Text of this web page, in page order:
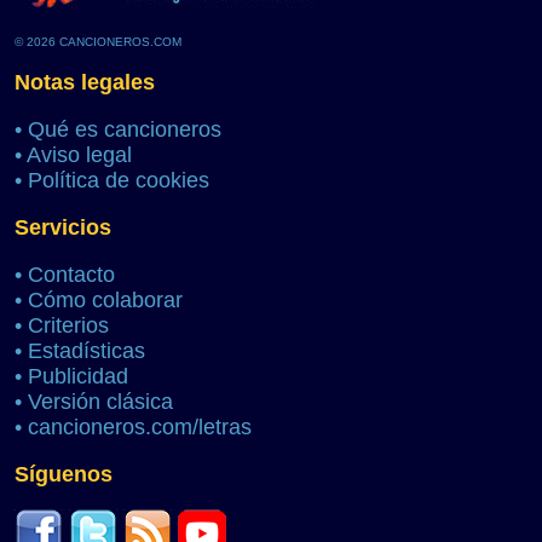
© 2026 CANCIONEROS.COM
Notas legales
• Qué es cancioneros
• Aviso legal
• Política de cookies
Servicios
• Contacto
• Cómo colaborar
• Criterios
• Estadísticas
• Publicidad
• Versión clásica
• cancioneros.com/letras
Síguenos